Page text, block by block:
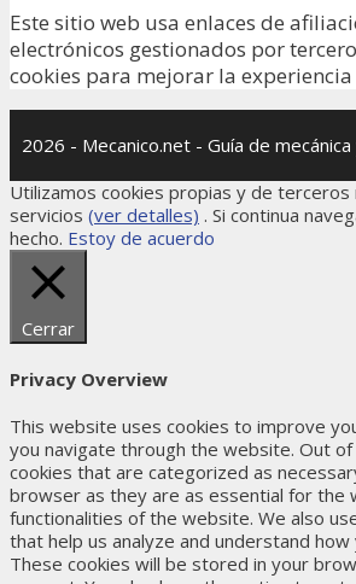
Este sitio web usa enlaces de
electrónicos gestionados por
cookies para mejorar la experiencia
2026 - Mecanico.net - Guía de
Utilizamos cookies propias y de
servicios (ver detalles) . Si continua
hecho. Estoy de acuerdo
Cerrar
Privacy Overview
This website uses cookies to improve
you navigate through the website. Out
cookies that are categorized as
browser as they are as essential for the
functionalities of the website. We also
that help us analyze and understand
These cookies will be stored in your